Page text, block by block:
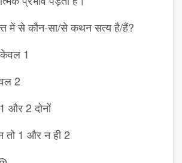
में से कौन-सा/से कथन सत्य है/हैं?
1
2
2 दोनों
1 और न ही 2